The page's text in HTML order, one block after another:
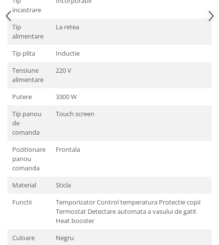
incastrare
Tip
alimentare
La retea
Tip plita
Inductie
Tensiune
alimentare
220 V
Putere
3300 W
Tip panou
de
comanda
Touch screen
Pozitionare
panou
comanda
Frontala
Material
Sticla
Functii
Temporizator Control temperatura Protectie copii
Termostat Detectare automata a vasului de gatit
Heat booster
Culoare
Negru